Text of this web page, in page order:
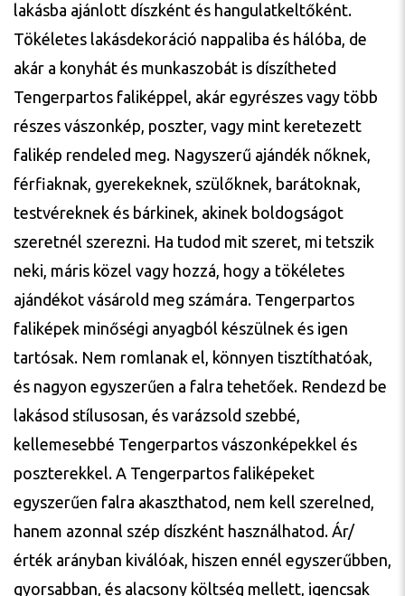
lakásba ajánlott díszként és hangulatkeltőként.
Tökéletes lakásdekoráció nappaliba és hálóba, de
akár a konyhát és munkaszobát is díszítheted
Tengerpartos faliképpel, akár egyrészes vagy több
részes vászonkép, poszter, vagy mint keretezett
falikép rendeled meg. Nagyszerű ajándék nőknek,
férfiaknak, gyerekeknek, szülőknek, barátoknak,
testvéreknek és bárkinek, akinek boldogságot
szeretnél szerezni. Ha tudod mit szeret, mi tetszik
neki, máris közel vagy hozzá, hogy a tökéletes
ajándékot vásárold meg számára. Tengerpartos
faliképek minőségi anyagból készülnek és igen
tartósak. Nem romlanak el, könnyen tisztíthatóak,
és nagyon egyszerűen a falra tehetőek. Rendezd be
lakásod stílusosan, és varázsold szebbé,
kellemesebbé Tengerpartos vászonképekkel és
poszterekkel. A Tengerpartos faliképeket
egyszerűen falra akaszthatod, nem kell szerelned,
hanem azonnal szép díszként használhatod. Ár/
érték arányban kiválóak, hiszen ennél egyszerűbben,
gyorsabban, és alacsony költség mellett, igencsak